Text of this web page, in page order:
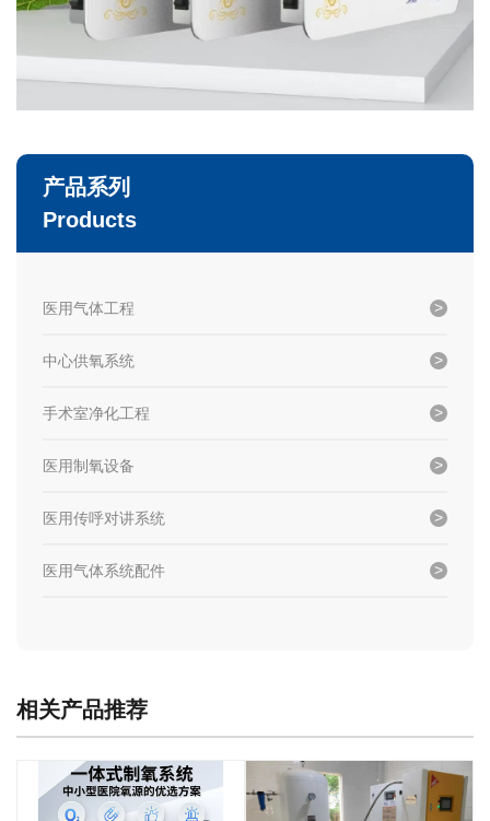
产品系列
Products
医用气体工程
中心供氧系统
手术室净化工程
医用制氧设备
医用传呼对讲系统
医用气体系统配件
相关产品推荐